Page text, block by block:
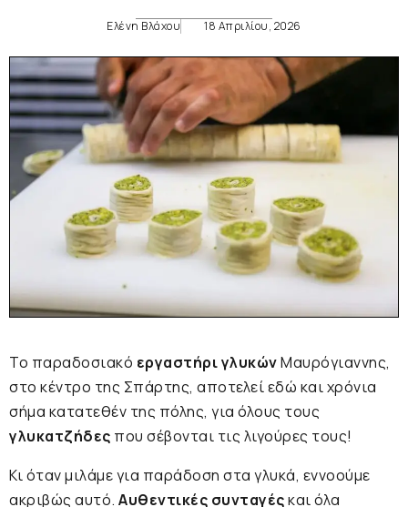
Ελένη Βλάχου 18 Απριλίου, 2026
Το παραδοσιακό εργαστήρι γλυκώνΜαυρόγιαννης,
στο κέντρο της Σπάρτης, αποτελεί εδώ και χρόνια
σήμα κατατεθέν της πόλης, για όλους τους
γλυκατζήδες που σέβονται τις λιγούρες τους!
Κι όταν μιλάμε για παράδοση στα γλυκά, εννοούμε
ακριβώς αυτό. Αυθεντικές συνταγέςκαι όλα